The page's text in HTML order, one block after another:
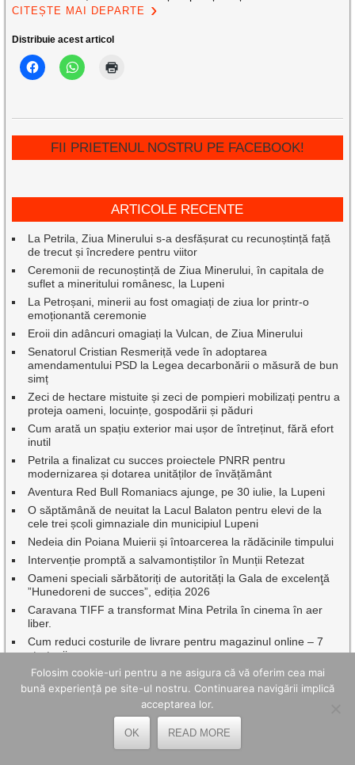
CITEȘTE MAI DEPARTE
Distribuie acest articol
FII PRIETENUL NOSTRU PE FACEBOOK!
ARTICOLE RECENTE
La Petrila, Ziua Minerului s-a desfășurat cu recunoștință față
de trecut și încredere pentru viitor
Ceremonii de recunoștință de Ziua Minerului, în capitala de
suflet a mineritului românesc, la Lupeni
La Petroșani, minerii au fost omagiați de ziua lor printr-o
emoționantă ceremonie
Eroii din adâncuri omagiați la Vulcan, de Ziua Minerului
Senatorul Cristian Resmeriță vede în adoptarea
amendamentului PSD la Legea decarbonării o măsură de bun
simț
Zeci de hectare mistuite și zeci de pompieri mobilizați pentru a
proteja oameni, locuințe, gospodării și păduri
Cum arată un spațiu exterior mai ușor de întreținut, fără efort
inutil
Petrila a finalizat cu succes proiectele PNRR pentru
modernizarea și dotarea unităților de învățământ
Aventura Red Bull Romaniacs ajunge, pe 30 iulie, la Lupeni
O săptămână de neuitat la Lacul Balaton pentru elevi de la
cele trei școli gimnaziale din municipiul Lupeni
Nedeia din Poiana Muierii și întoarcerea la rădăcinile timpului
Intervenție promptă a salvamontiștilor în Munții Retezat
Oameni speciali sărbătoriți de autorități la Gala de excelenţă
”Hunedoreni de succes”, ediția 2026
Caravana TIFF a transformat Mina Petrila în cinema în aer
liber.
Cum reduci costurile de livrare pentru magazinul online – 7
strategii
Vin Zilele Municipiului Petroșani, cu Oana Radu, Aurel Tămaș
și Johny Romano
Istoria prinde viață la Ulpia Traiana Sarmizegetusa, de Ziua
Patrimoniului Roman
Proiectul noului stadion „Corvinul 1921 Hunedoara” intră în
Folosim cookie-uri pentru a ne asigura că vă oferim cea mai
bună experiență pe site-ul nostru. Continuarea navigării implică
acceptarea lor.
OK READ MORE